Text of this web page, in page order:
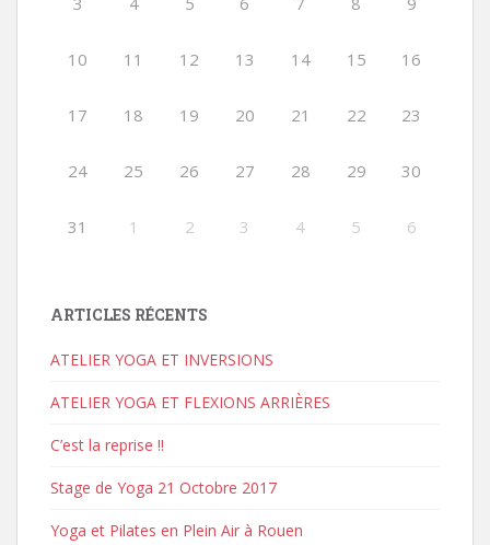
10 11 12 13 14 15 16
17 18 19 20 21 22 23
24 25 26 27 28 29 30
31 1 2 3 4 5 6
ARTICLES RÉCENTS
ATELIER YOGA ET INVERSIONS
ATELIER YOGA ET FLEXIONS ARRIÈRES
C’est la reprise !!
Stage de Yoga 21 Octobre 2017
Yoga et Pilates en Plein Air à Rouen